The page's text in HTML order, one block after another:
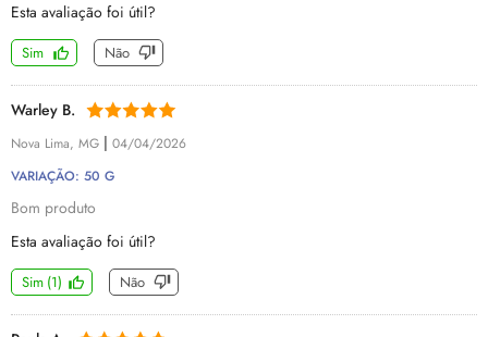
Esta avaliação foi útil?
Sim Não
Warley B.
Nova Lima, MG | 04/04/2026
VARIAÇÃO: 50 G
Bom produto
Esta avaliação foi útil?
Sim (1) Não